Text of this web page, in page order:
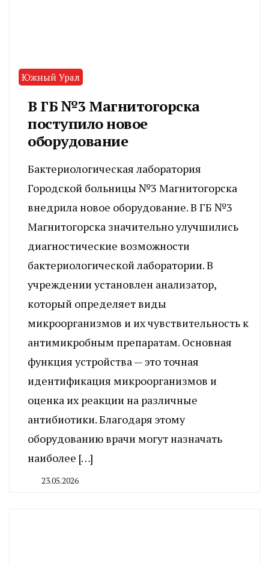
Южный Урал
В ГБ №3 Магнитогорска
поступило новое
оборудование
Бактериологическая лаборатория
Городской больницы №3 Магнитогорска
внедрила новое оборудование. В ГБ №3
Магнитогорска значительно улучшились
диагностические возможности
бактериологической лаборатории. В
учреждении установлен анализатор,
который определяет виды
микроорганизмов и их чувствительность к
антимикробным препаратам. Основная
функция устройства — это точная
идентификация микроорганизмов и
оценка их реакции на различные
антибиотики. Благодаря этому
оборудованию врачи могут назначать
наиболее […]
23.05.2026